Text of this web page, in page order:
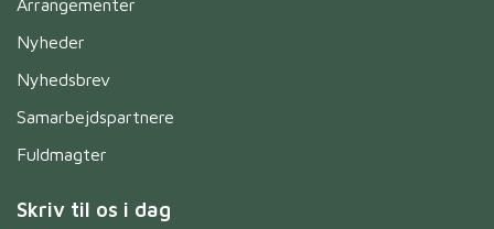
Arrangementer
Nyheder
Nyhedsbrev
Samarbejdspartnere
Fuldmagter
Skriv til os i dag